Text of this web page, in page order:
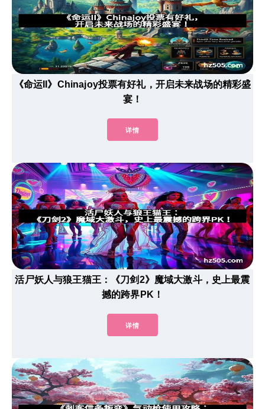
《命运II》Chinajoy投票有好礼，开启未来战场的精彩盛
宴！
详情
活尸妖人与狼王猫王：《刀剑2》魔域大激斗，史上最震
撼的跨界PK！
详情